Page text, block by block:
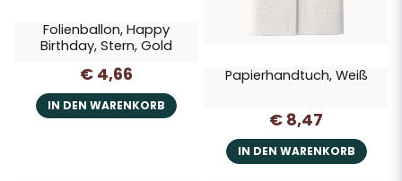
Folienballon, Happy
Birthday, Stern, Gold
€ 4,66
IN DEN WARENKORB
Papierhandtuch, Weiß
€ 8,47
IN DEN WARENKORB